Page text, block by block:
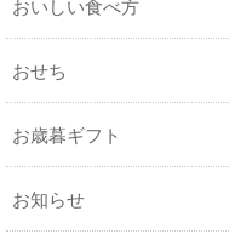
おいしい食べ方
おせち
お歳暮ギフト
お知らせ